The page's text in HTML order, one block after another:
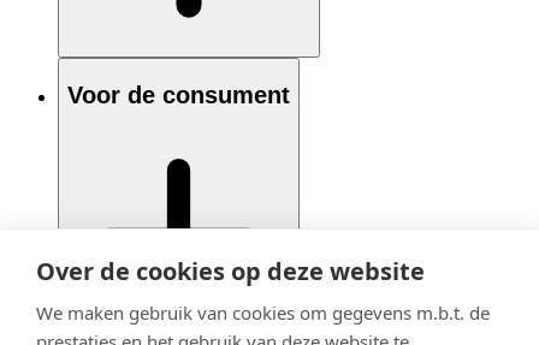
Over de cookies op deze website
We maken gebruik van cookies om gegevens m.b.t. de
Voor de consument